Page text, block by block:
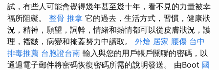
試，有些人可能會覺得幾年甚至幾十年，看不見的力量被幸
福所阻礙。 整骨 推拿 它的過去，生活方式，習慣，健康狀
況，精神，願望，詞幹，情緒和熱情都可以從皮膚狀況，護
理，褶皺，病變和掩蓋努力中讀取。 外燴 居家 腰傷 台中
排毒推薦 台胞證台南 輸入與您的用戶帳戶關聯的密碼，以
通過電子郵件將密碼恢復密碼所需的說明發送。 由Boot 國